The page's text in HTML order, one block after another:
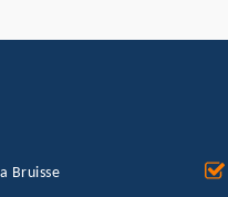
Bruisse